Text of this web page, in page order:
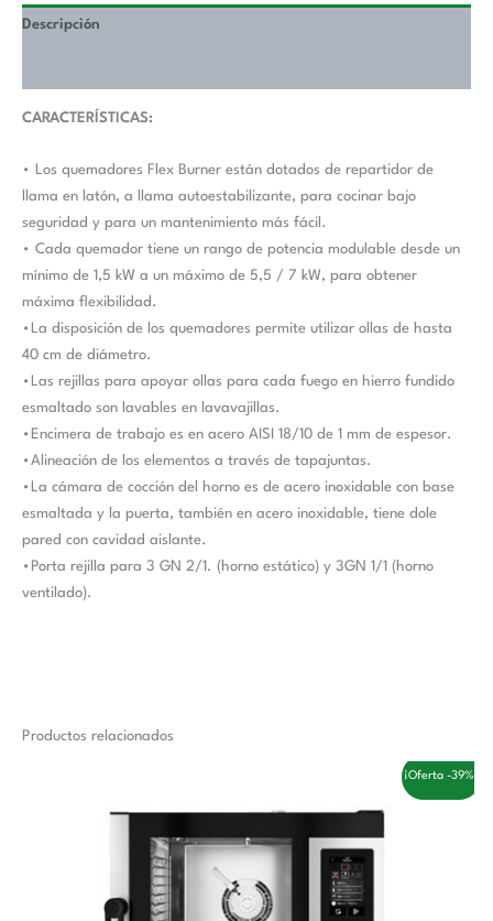
Descripción
CARACTERÍSTICAS:
• Los quemadores Flex Burner están dotados de repartidor de
llama en latón, a llama autoestabilizante, para cocinar bajo
seguridad y para un mantenimiento más fácil.
• Cada quemador tiene un rango de potencia modulable desde un
mínimo de 1,5 kW a un máximo de 5,5 / 7 kW, para obtener
máxima flexibilidad.
•La disposición de los quemadores permite utilizar ollas de hasta
40 cm de diámetro.
•Las rejillas para apoyar ollas para cada fuego en hierro fundido
esmaltado son lavables en lavavajillas.
•Encimera de trabajo es en acero AISI 18/10 de 1 mm de espesor.
•Alineación de los elementos a través de tapajuntas.
•La cámara de cocción del horno es de acero inoxidable con base
esmaltada y la puerta, también en acero inoxidable, tiene dole
pared con cavidad aislante.
•Porta rejilla para 3 GN 2/1. (horno estático) y 3GN 1/1 (horno
ventilado).
Productos relacionados
¡Oferta -39%!
6.200,00 €.3.770,00 €.